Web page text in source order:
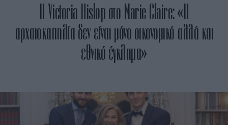
H Victoria Hislop στο Marie Claire: «Η
αρχαιοκαπηλία δεν είναι μόνο οικονομικό αλλά και
εθνικό έγκλημα»